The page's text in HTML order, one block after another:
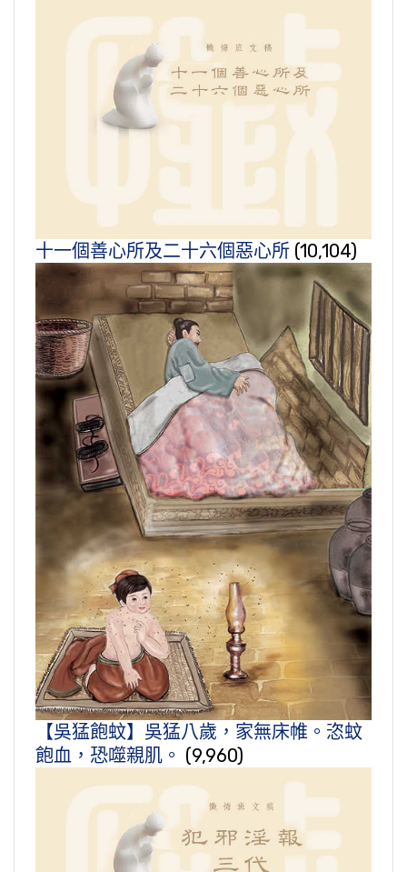
十一個善心所及二十六個惡心所 (10,104)
【吳猛飽蚊】吳猛八歲，家無床帷。恣蚊
飽血，恐噬親肌。 (9,960)